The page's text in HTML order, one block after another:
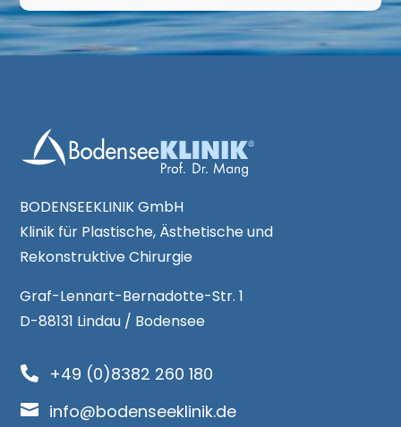
BODENSEEKLINIK GmbH
Klinik für Plastische, Ästhetische und
Rekonstruktive Chirurgie
Graf-Lennart-Bernadotte-Str. 1
D-88131 Lindau / Bodensee
 +49 (0)8382 260 180

info@bodenseeklinik.de